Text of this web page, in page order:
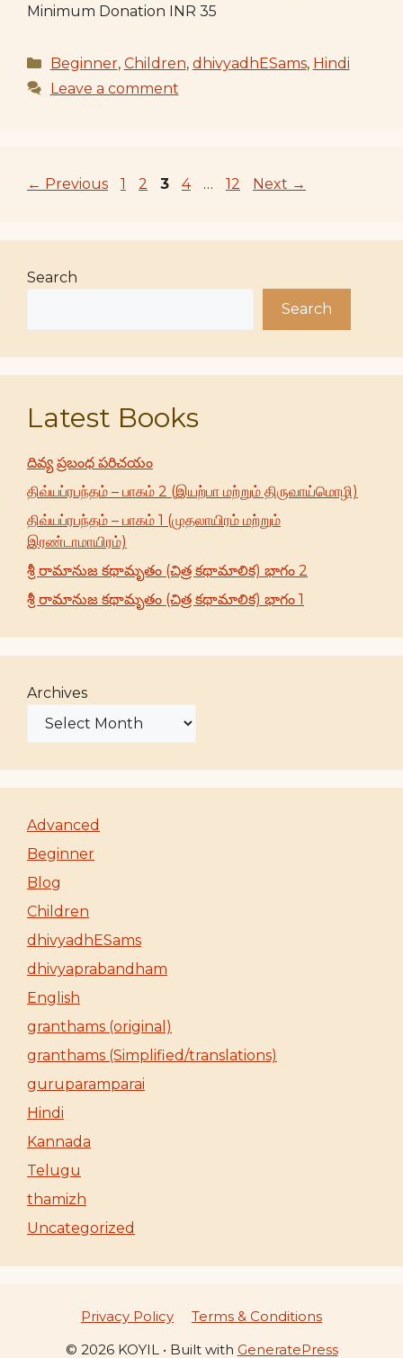
Minimum Donation INR 35
Categories
Beginner, Children, dhivyadhESams, Hindi
Leave a comment
← Previous Page
1 Page
2 Page
3 Page
4 … Page
12 Next →
Search
Search
Latest Books
దివ్య ప్రబంధ పరిచయం
திவ்யப்ரபந்தம் – பாகம் 2 (இயற்பா மற்றும் திருவாய்மொழி)
திவ்யப்ரபந்தம் – பாகம் 1 (முதலாயிரம் மற்றும்
இரண்டாமாயிரம்)
శ్రీ రామానుజ కథామృతం (చిత్ర కథామాలిక) భాగం 2
శ్రీ రామానుజ కథామృతం (చిత్ర కథామాలిక) భాగం 1
Archives
Advanced
Beginner
Blog
Children
dhivyadhESams
dhivyaprabandham
English
granthams (original)
granthams (Simplified/translations)
guruparamparai
Hindi
Kannada
Telugu
thamizh
Uncategorized
Privacy Policy
Terms & Conditions
© 2026 KOYIL• Built with GeneratePress